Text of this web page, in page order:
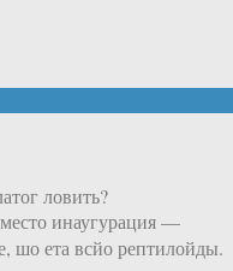
ловить?
инаугурация —
ета всйо рептилойды.